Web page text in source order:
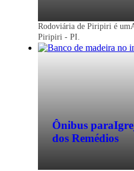
Rodoviária de Piripiri é
Piripiri - PI.
Ônibus para
dos Remédios